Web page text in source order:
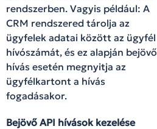
rendszerben. Vagyis például: A
CRM rendszered tárolja az
ügyfelek adatai között az ügyfél
hívószámát, és ez alapján bejövő
hívás esetén megnyitja az
ügyfélkartont a hívás
fogadásakor.
Bejövő API hívások kezelése